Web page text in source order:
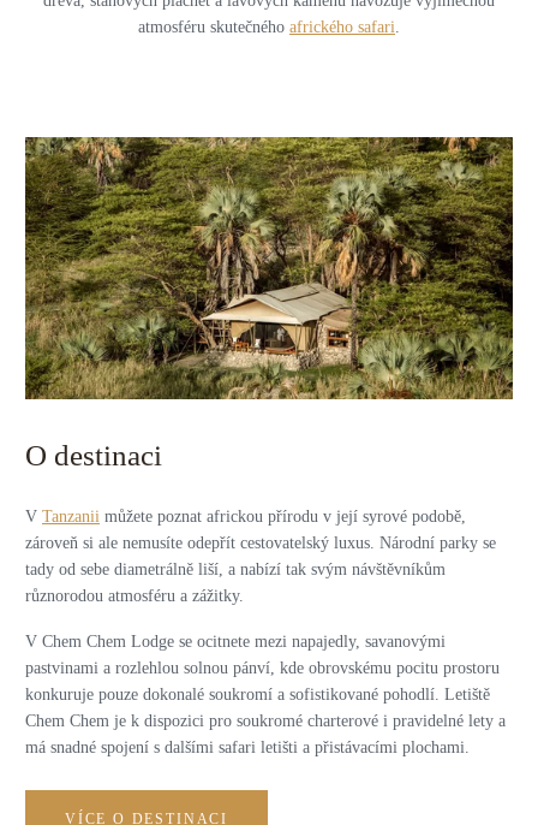
atmosféru skutečného afrického safari.
O destinaci
V Tanzanii můžete poznat africkou přírodu v její syrové podobě,
zároveň si ale nemusíte odepřít cestovatelský luxus. Národní parky se
tady od sebe diametrálně liší, a nabízí tak svým návštěvníkům
různorodou atmosféru a zážitky.
V Chem Chem Lodge se ocitnete mezi napajedly, savanovými
pastvinami a rozlehlou solnou pánví, kde obrovskému pocitu prostoru
konkuruje pouze dokonalé soukromí a sofistikované pohodlí. Letiště
Chem Chem je k dispozici pro soukromé charterové i pravidelné lety a
má snadné spojení s dalšími safari letišti a přistávacími plochami.
VÍCE O DESTINACI